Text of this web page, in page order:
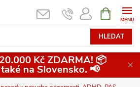
HLEDAT
NÁKUPNÍ
KOŠÍK
Kč ZDARMA! 📦
na Slovensko. 📢